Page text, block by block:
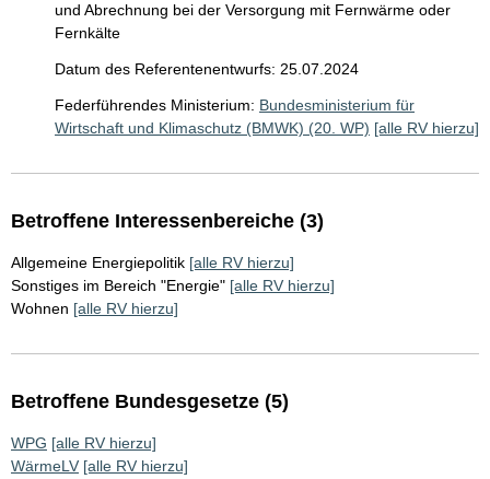
und Abrechnung bei der Versorgung mit Fernwärme oder
Fernkälte
Datum des Referentenentwurfs: 25.07.2024
Federführendes Ministerium: Bundesministerium für
Wirtschaft und Klimaschutz (BMWK) (20. WP) [alle RV hierzu]
Betroffene Interessenbereiche (3)
Allgemeine Energiepolitik [alle RV hierzu]
Sonstiges im Bereich "Energie" [alle RV hierzu]
Wohnen [alle RV hierzu]
Betroffene Bundesgesetze (5)
WPG [alle RV hierzu]
WärmeLV [alle RV hierzu]